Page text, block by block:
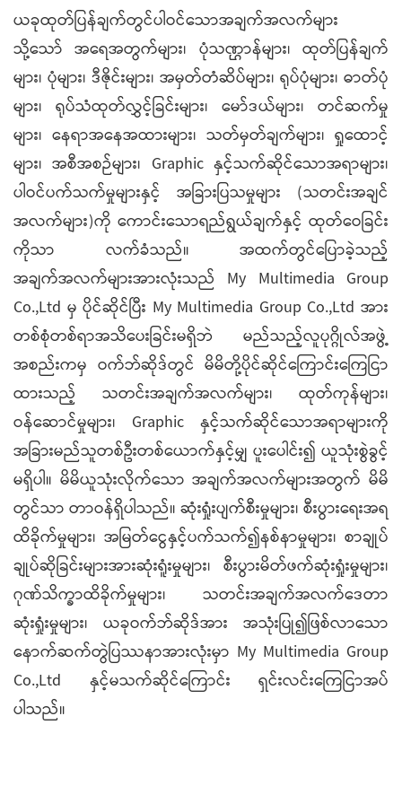
ယခုထုတ်ပြန်ချက်တွင်ပါဝင်သောအချက်အလက်များ
သို့သော် အရေအတွက်များ၊ ပုံသဏ္ဌာန်များ၊ ထုတ်ပြန်ချက်
များ၊ ပုံများ၊ ဒီဇိုင်းများ၊ အမှတ်တံဆိပ်များ၊ ရုပ်ပုံများ၊ ဓာတ်ပုံ
များ၊ ရုပ်သံထုတ်လွှင့်ခြင်းများ၊ မော်ဒယ်များ၊ တင်ဆက်မှု
များ၊ နေရာအနေအထားများ၊ သတ်မှတ်ချက်များ၊ ရှုထောင့်
များ၊ အစီအစဉ်များ၊ Graphic နှင့်သက်ဆိုင်သောအရာများ၊
ပါဝင်ပက်သက်မှုများနှင့် အခြားပြသမှုများ (သတင်းအချင်
အလက်များ)ကို ကောင်းသောရည်ရွယ်ချက်နှင့် ထုတ်ဝေခြင်း
ကိုသာ လက်ခံသည်။ အထက်တွင်ပြောခဲ့သည့်
အချက်အလက်များအားလုံးသည် My Multimedia Group
Co.,Ltd မှ ပိုင်ဆိုင်ပြီး My Multimedia Group Co.,Ltd အား
တစ်စုံတစ်ရာအသိပေးခြင်းမရှိဘဲ မည်သည့်လူပုဂ္ဂိုလ်အဖွဲ့
အစည်းကမှ ဝက်ဘ်ဆိုဒ်တွင် မိမိတို့ပိုင်ဆိုင်ကြောင်းကြေငြာ
ထားသည့် သတင်းအချက်အလက်များ၊ ထုတ်ကုန်များ၊
ဝန်ဆောင်မှုများ၊ Graphic နှင့်သက်ဆိုင်သောအရာများကို
အခြားမည်သူတစ်ဦးတစ်ယောက်နှင့်မျှ ပူးပေါင်း၍ ယူသုံးစွဲခွင့်
မရှိပါ။ မိမိယူသုံးလိုက်သော အချက်အလက်များအတွက် မိမိ
တွင်သာ တာဝန်ရှိပါသည်။ ဆုံးရှုံးပျက်စီးမှုများ၊ စီးပွားရေးအရ
ထိခိုက်မှုများ၊ အမြတ်ငွေနှင့်ပက်သက်၍နစ်နာမှုများ၊ စာချုပ်
ချုပ်ဆိုခြင်းများအားဆုံးရူံးမှုများ၊ စီးပွားမိတ်ဖက်ဆုံးရှုံးမှုများ၊
ဂုဏ်သိက္ခာထိခိုက်မှုများ၊ သတင်းအချက်အလက်ဒေတာ
ဆုံးရှုံးမှုများ၊ ယခုဝက်ဘ်ဆိုဒ်အား အသုံးပြု၍ဖြစ်လာသော
နောက်ဆက်တွဲပြဿနာအားလုံးမှာ My Multimedia Group
Co.,Ltd နှင့်မသက်ဆိုင်ကြောင်း ရှင်းလင်းကြေငြာအပ်
ပါသည်။